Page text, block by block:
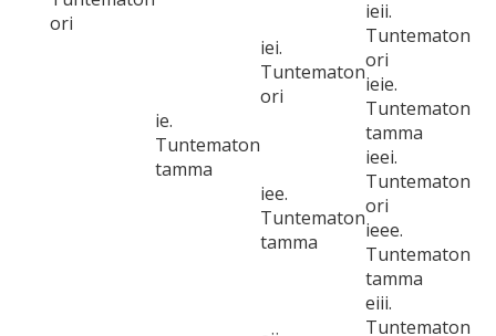
ori
ie.
Tuntematon
tamma
iei.
Tuntematon
ori
ieii.
Tuntematon
ori
ieie.
Tuntematon
tamma
iee.
Tuntematon
tamma
ieei.
Tuntematon
ori
ieee.
Tuntematon
tamma
eiii.
Tuntematon